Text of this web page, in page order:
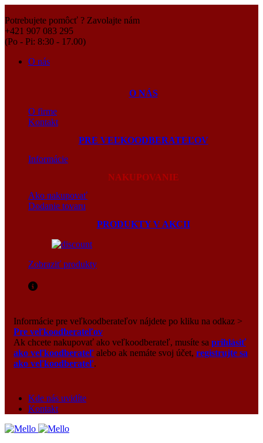
Potrebujete pomôcť ? Zavolajte nám
+421 907 083 295
(Po - Pi: 8:30 - 17.00)
O nás
O NÁS
O firme
Kontakt
PRE VEĽKOODBERATEĽOV
Informácie
NAKUPOVANIE
Ako nakupovať
Dodanie tovaru
PRODUKTY V AKCII
Zobraziť produkty
Informácie pre veľkoodberateľov nájdete po kliku na odkaz >
Pre veľkoodberateľov
Ak chcete nakupovať ako veľkoodberateľ, musíte sa prihlásiť
ako veľkoodberateľ alebo ak nemáte svoj účet, registrujte sa
ako veľkoodberateľ.
Kde nás uvidíte
Kontakt